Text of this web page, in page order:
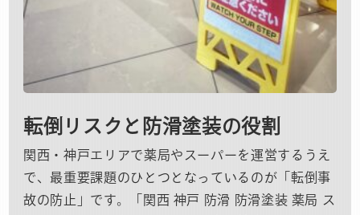
転倒リスクと防滑塗装の役割
関西・神戸エリアで薬局やスーパーを運営するうえ
で、最重要課題のひとつとなっているのが「転倒事
故の防止」です。「関西 神戸 防滑 防滑塗装 薬局 ス